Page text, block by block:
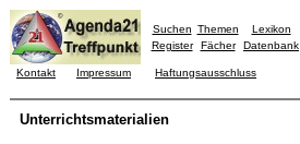
Suchen Themen
Lexikon
Register
Fächer Datenbank
Kontakt Impressum Haftungsausschluss
Unterrichtsmaterialien